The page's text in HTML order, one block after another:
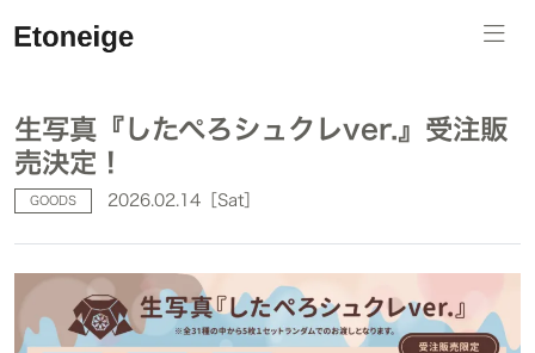
生写真『したぺろシュクレver.』受注販
売決定！
GOODS 2026.02.14［Sat］